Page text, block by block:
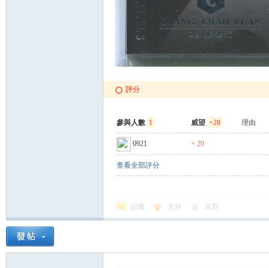
評分
參與人數 1 威望 +20 理由
0921 + 20
查看全部評分
回復 支持 反對